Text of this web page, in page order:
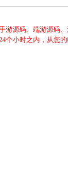
游源码、端游源码
个小时之内，从您